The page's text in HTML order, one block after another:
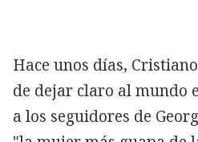
Hace unos días,
de dejar claro al mundo
a los seguidores de